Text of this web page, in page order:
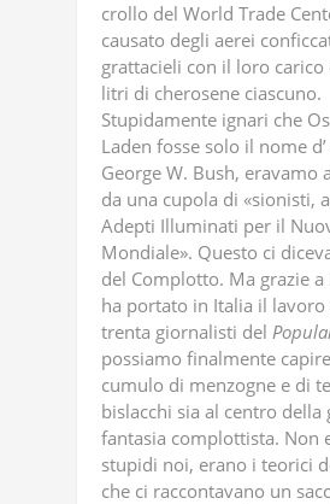
crollo del World Trade
causato degli aerei
grattacieli con il loro
litri di cherosene ciascuno.
Stupidamente ignari che
Laden fosse solo il nome
George W. Bush, eravamo
da una cupola di «sionisti,
Adepti Illuminati per il
Mondiale». Questo ci
del Complotto. Ma grazie a
ha portato in Italia il
trenta giornalisti del
possiamo finalmente
cumulo di menzogne e di
bislacchi sia al centro della
fantasia complottista. Non
stupidi noi, erano i teorici
che ci raccontavano un